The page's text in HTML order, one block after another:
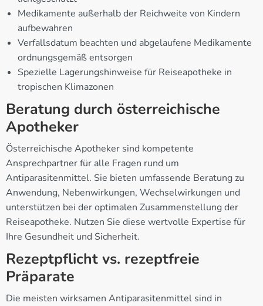
Medikamente außerhalb der Reichweite von Kindern
aufbewahren
Verfallsdatum beachten und abgelaufene Medikamente
ordnungsgemäß entsorgen
Spezielle Lagerungshinweise für Reiseapotheke in
tropischen Klimazonen
Beratung durch österreichische
Apotheker
Österreichische Apotheker sind kompetente
Ansprechpartner für alle Fragen rund um
Antiparasitenmittel. Sie bieten umfassende Beratung zu
Anwendung, Nebenwirkungen, Wechselwirkungen und
unterstützen bei der optimalen Zusammenstellung der
Reiseapotheke. Nutzen Sie diese wertvolle Expertise für
Ihre Gesundheit und Sicherheit.
Rezeptpflicht vs. rezeptfreie
Präparate
Die meisten wirksamen Antiparasitenmittel sind in